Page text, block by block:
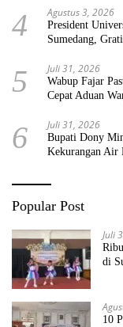
4 Agustus 3, 2026
President
Sumedang,
5 Juli 31, 2026
Wabup Fajar
Cepat Aduan
6 Juli 31, 2026
Bupati Dony
Kekurangan Air
Popular Post
Juli
di
10